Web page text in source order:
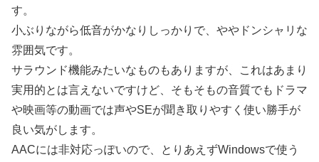
す。
小ぶりながら低音がかなりしっかりで、ややドンシャリな
雰囲気です。
サラウンド機能みたいなものもありますが、これはあまり
実用的とは言えないですけど、そもそもの音質でもドラマ
や映画等の動画では声やSEが聞き取りやすく使い勝手が
良い気がします。
AACには非対応っぽいので、とりあえずWindowsで使う